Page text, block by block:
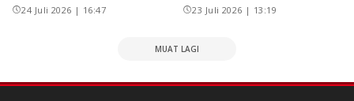
24 Juli 2026 | 16:47 23 Juli 2026 | 13:19
MUAT LAGI